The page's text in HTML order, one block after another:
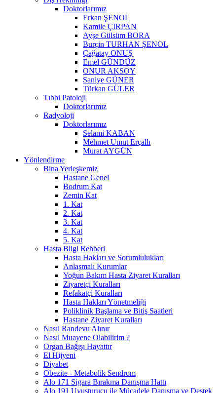
Doktorlarımız
Erkan ŞENOL
Kamile ÇIRPAN
Ayşe Gülsüm BORA
Burçin TURHAN ŞENOL
Çağatay ONUŞ
Emel GÜNDÜZ
ONUR AKSOY
Saniye GÜNER
Türkan GÜLER
Tıbbi Patoloji
Doktorlarımız
Radyoloji
Doktorlarımız
Selami KABAN
Mehmet Umut Erçallı
Murat AYGÜN
Yönlendirme
Bina Yerleşkemiz
Hastane Genel
Bodrum Kat
Zemin Kat
1. Kat
2. Kat
3. Kat
4. Kat
5. Kat
Hasta Bilgi Rehberi
Hasta Hakları ve Sorumlulukları
Anlaşmalı Kurumlar
Yoğun Bakım Hasta Ziyaret Kuralları
Ziyaretçi Kuralları
Refakatçi Kuralları
Hasta Hakları Yönetmeliği
Poliklinik Başlama ve Bitiş Saatleri
Hastane Ziyaret Kuralları
Nasıl Randevu Alınır
Nasıl Muayene Olabilirim ?
Organ Bağışı Hayattır
El Hijyeni
Diyabet
Obezite - Metabolik Sendrom
Alo 171 Sigara Bırakma Danışma Hattı
Alo 191 Uyuşturucu ile Mücadele Danışma ve Destek